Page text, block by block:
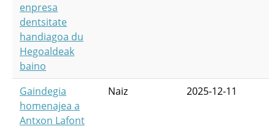
enpresa
dentsitate
handiagoa du
Hegoaldeak
baino
Gaindegia
homenajea a
Antxon Lafont
Naiz 2025-12-11